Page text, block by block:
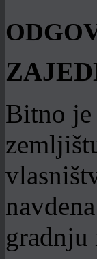
Bitno je
gradnju